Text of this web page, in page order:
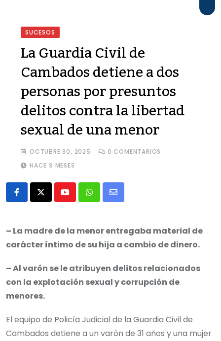
SUCESOS
La Guardia Civil de
Cambados detiene a dos
personas por presuntos
delitos contra la libertad
sexual de una menor
OCTUBRE 30, 2025 0 COMENTARIOS
HACE 9 MESES
YoutubeWhatsapp
Share
Email
– La madre de la menor entregaba material de
carácter íntimo de su hija a cambio de dinero.
– Al varón se le atribuyen delitos relacionados
con la explotación sexual y corrupción de
menores.
El equipo de Policía Judicial de la Guardia Civil de
Cambados detiene a un varón de 31 años y una mujer